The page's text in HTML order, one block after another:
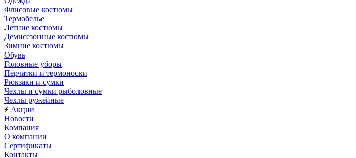
Флисовые костюмы
Термобелье
Летние костюмы
Демисезонные костюмы
Зимние костюмы
Обувь
Головные уборы
Перчатки и термоноски
Рюкзаки и сумки
Чехлы и сумки рыболовные
Чехлы ружейные
Акции
Новости
Компания
О компании
Сертификаты
Контакты